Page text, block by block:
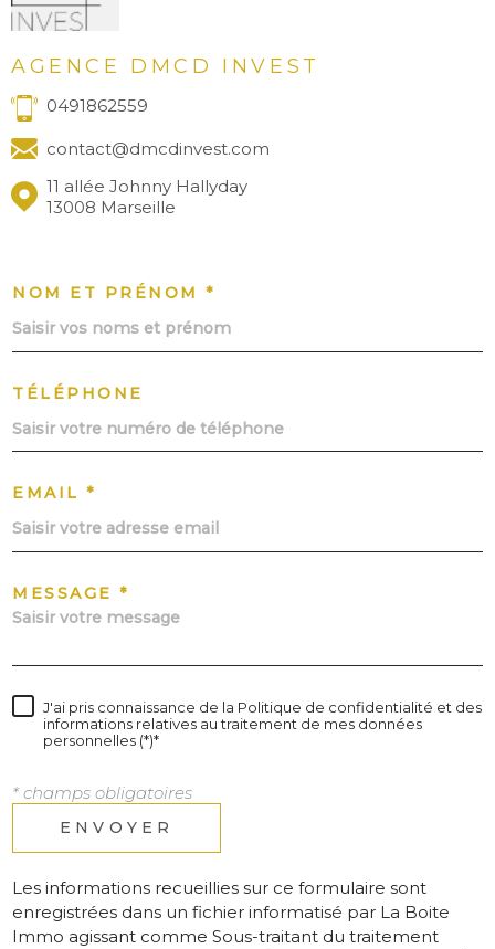
AGENCE DMCD INVEST
0491862559
contact@dmcdinvest.com
11 allée Johnny Hallyday
13008 Marseille
NOM ET PRÉNOM *
TÉLÉPHONE
EMAIL *
MESSAGE *
J'ai pris connaissance de la Politique de confidentialité et des
informations relatives au traitement de mes données
personnelles (*)*
* champs obligatoires
ENVOYER
Les informations recueillies sur ce formulaire sont
enregistrées dans un fichier informatisé par La Boite
Immo agissant comme Sous-traitant du traitement